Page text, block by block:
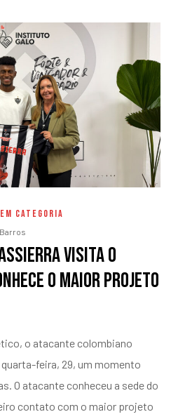
CATEGORIA
visita o
o maior projeto
o atacante colombiano
feira, 29, um momento
O atacante conheceu a sede do
contato com o maior projeto